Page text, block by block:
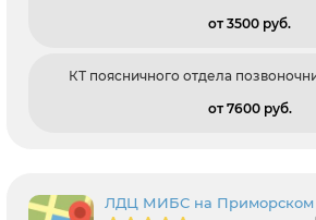
от 3500 pуб.
КТ поясничного отдела
от 7600 pуб.
ЛДЦ МИБС на Приморском